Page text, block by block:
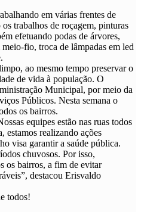
em várias frentes de
trabalhos de roçagem, pinturas
efetuando podas de árvores,
fio, troca de lâmpadas em led
ao mesmo tempo preservar o
de vida à população. O
Municipal, por meio da
Públicos. Nesta semana o
os bairros.
equipes estão nas ruas todos
estamos realizando ações
visa garantir a saúde pública.
chuvosos. Por isso,
os bairros, a fim de evitar
destacou Erisvaldo
todos!